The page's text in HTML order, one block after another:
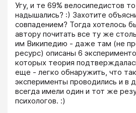
Угу, и те 69% велосипедистов
надышались? :) Захотите
совпадением? Тогда хотелось
автору почитать все ту же
им Википедию - даже там (не
ресурс) описаны 6
которых теория
еще - легко обнаружить, что
эксперименты проводились и в
всегда имели один и тот же
психологов. :)